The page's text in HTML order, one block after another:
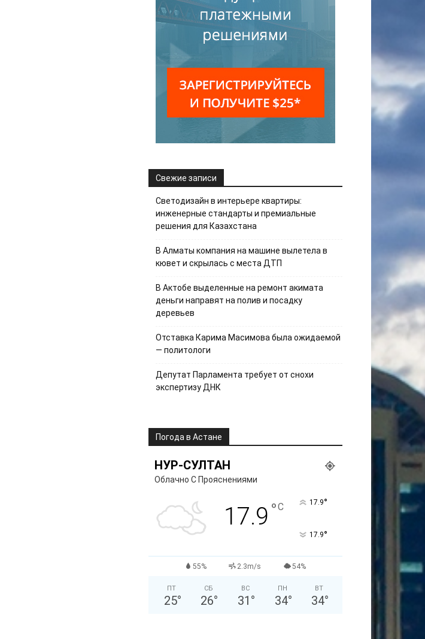
Свежие записи
Светодизайн в интерьере квартиры:
инженерные стандарты и премиальные
решения для Казахстана
В Алматы компания на машине вылетела в
кювет и скрылась с места ДТП
В Актобе выделенные на ремонт акимата
деньги направят на полив и посадку
деревьев
Отставка Карима Масимова была ожидаемой
— политологи
Депутат Парламента требует от снохи
экспертизу ДНК
Погода в Астане
НУР-СУЛТАН
Облачно С Прояснениями
17.9 °C 17.9°
17.9°
55% 2.3m/s 54%
ПТ
25°
СБ
26°
ВС
31 °
ПН
34°
ВТ
34°